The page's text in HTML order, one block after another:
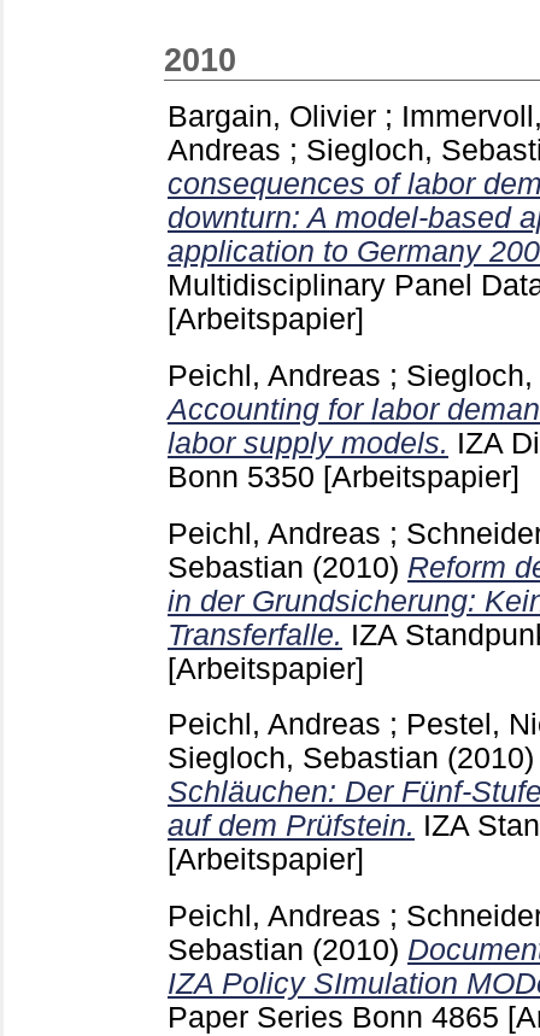
2010
Bargain, Olivier ;
Andreas ; Siegloch,
consequences of labor
downturn: A model-based
application to Germany
Multidisciplinary Panel
[Arbeitspapier]
Peichl, Andreas ;
Accounting for labor
labor supply models. IZA
Bonn 5350 [Arbeitspapier]
Peichl, Andreas ;
Sebastian (2010) Reform
in der Grundsicherung:
Transferfalle. IZA
[Arbeitspapier]
Peichl, Andreas ; Pestel,
Siegloch, Sebastian
Schläuchen: Der Fünf-
auf dem Prüfstein. IZA
[Arbeitspapier]
Peichl, Andreas ;
Sebastian (2010)
IZA Policy SImulation
Paper Series Bonn 4865